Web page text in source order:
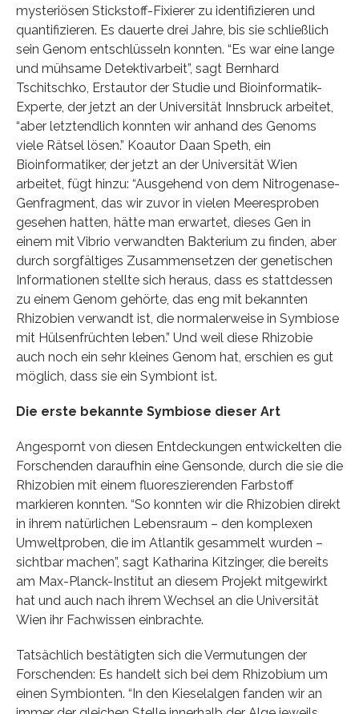
mysteriösen Stickstoff-Fixierer zu identifizieren und
quantifizieren. Es dauerte drei Jahre, bis sie schließlich
sein Genom entschlüsseln konnten. “Es war eine lange
und mühsame Detektivarbeit”, sagt Bernhard
Tschitschko, Erstautor der Studie und Bioinformatik-
Experte, der jetzt an der Universität Innsbruck arbeitet,
“aber letztendlich konnten wir anhand des Genoms
viele Rätsel lösen.” Koautor Daan Speth, ein
Bioinformatiker, der jetzt an der Universität Wien
arbeitet, fügt hinzu: “Ausgehend von dem Nitrogenase-
Genfragment, das wir zuvor in vielen Meeresproben
gesehen hatten, hätte man erwartet, dieses Gen in
einem mit Vibrio verwandten Bakterium zu finden, aber
durch sorgfältiges Zusammensetzen der genetischen
Informationen stellte sich heraus, dass es stattdessen
zu einem Genom gehörte, das eng mit bekannten
Rhizobien verwandt ist, die normalerweise in Symbiose
mit Hülsenfrüchten leben.” Und weil diese Rhizobie
auch noch ein sehr kleines Genom hat, erschien es gut
möglich, dass sie ein Symbiont ist.
Die erste bekannte Symbiose dieser Art
Angespornt von diesen Entdeckungen entwickelten die
Forschenden daraufhin eine Gensonde, durch die sie die
Rhizobien mit einem fluoreszierenden Farbstoff
markieren konnten. “So konnten wir die Rhizobien direkt
in ihrem natürlichen Lebensraum – den komplexen
Umweltproben, die im Atlantik gesammelt wurden –
sichtbar machen”, sagt Katharina Kitzinger, die bereits
am Max-Planck-Institut an diesem Projekt mitgewirkt
hat und auch nach ihrem Wechsel an die Universität
Wien ihr Fachwissen einbrachte.
Tatsächlich bestätigten sich die Vermutungen der
Forschenden: Es handelt sich bei dem Rhizobium um
einen Symbionten. “In den Kieselalgen fanden wir an